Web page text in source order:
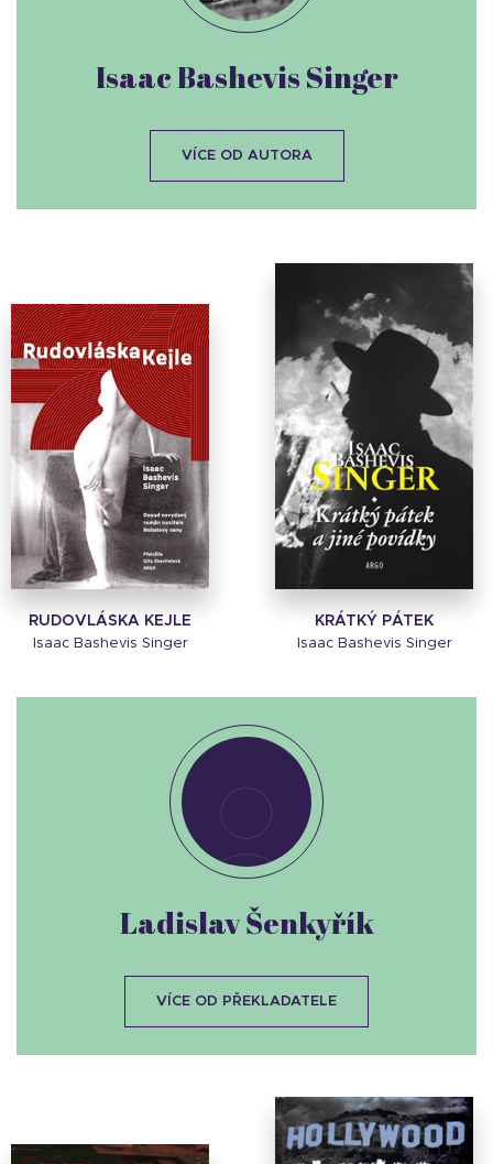
RUDOVLÁSKA KEJLE
Isaac Bashevis Singer
KRÁTKÝ PÁTEK
Isaac Bashevis Singer
Isaac Bashevis Singer
VÍCE OD AUTORA
Ladislav Šenkyřík
VÍCE OD PŘEKLADATELE